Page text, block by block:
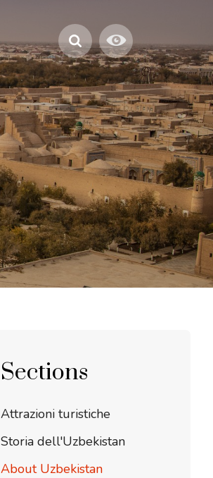
Sections
Attrazioni turistiche
Storia dell'Uzbekistan
About Uzbekistan